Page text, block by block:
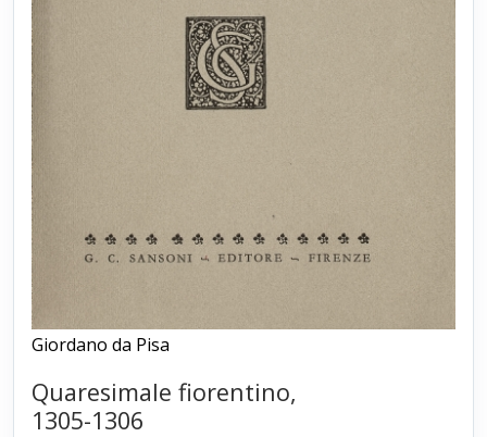
Giordano da Pisa
Quaresimale fiorentino,
1305-1306